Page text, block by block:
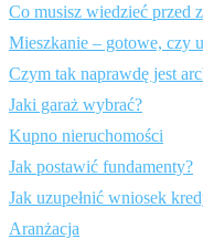
Co musisz wiedzieć przed
Mieszkanie – gotowe, czy
Czym tak naprawdę jest
Jaki garaż wybrać?
Kupno nieruchomości
Jak postawić fundamenty?
Jak uzupełnić wniosek
Aranżacja